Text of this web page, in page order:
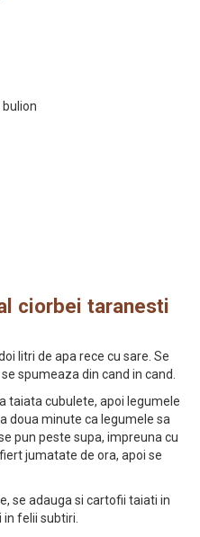
ciorbei taranesti
litri de apa rece cu sare. Se
spumeaza din cand in cand.
taiata cubulete, apoi legumele
doua minute ca legumele sa
pun peste supa, impreuna cu
jumatate de ora, apoi se
se adauga si cartofii taiati in
felii subtiri.